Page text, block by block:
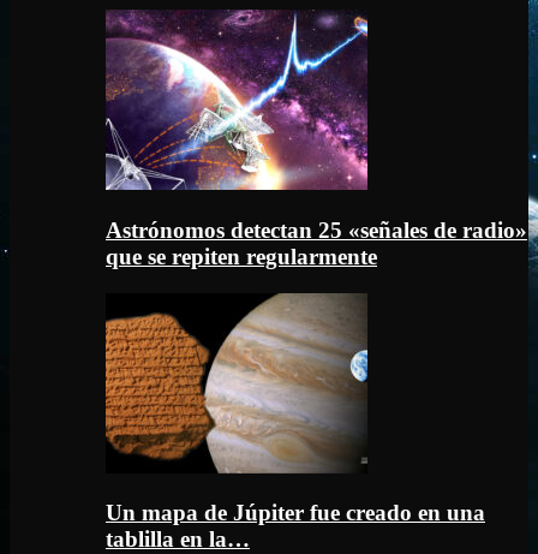
Astrónomos detectan 25 «señales de radio»
que se repiten regularmente
Un mapa de Júpiter fue creado en una
tablilla en la…